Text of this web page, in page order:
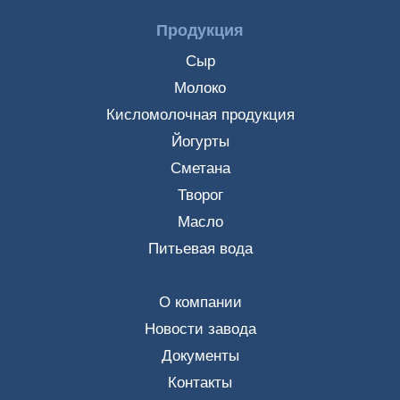
Продукция
Сыр
Молоко
Кисломолочная продукция
Йогурты
Сметана
Творог
Масло
Питьевая вода
О компании
Новости завода
Документы
Контакты